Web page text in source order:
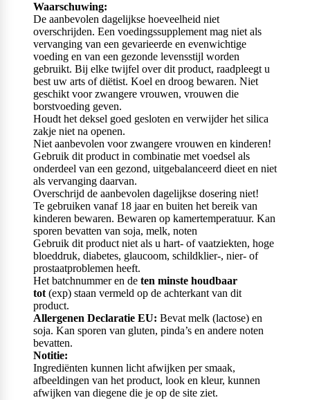
Waarschuwing:
De aanbevolen dagelijkse hoeveelheid niet
overschrijden. Een voedingssupplement mag niet als
vervanging van een gevarieerde en evenwichtige
voeding en van een gezonde levensstijl worden
gebruikt. Bij elke twijfel over dit product, raadpleegt u
best uw arts of diëtist. Koel en droog bewaren. Niet
geschikt voor zwangere vrouwen, vrouwen die
borstvoeding geven.
Houdt het deksel goed gesloten en verwijder het silica
zakje niet na openen.
Niet aanbevolen voor zwangere vrouwen en kinderen!
Gebruik dit product in combinatie met voedsel als
onderdeel van een gezond, uitgebalanceerd dieet en niet
als vervanging daarvan.
Overschrijd de aanbevolen dagelijkse dosering niet!
Te gebruiken vanaf 18 jaar en buiten het bereik van
kinderen bewaren. Bewaren op kamertemperatuur. Kan
sporen bevatten van soja, melk, noten
Gebruik dit product niet als u hart- of vaatziekten, hoge
bloeddruk, diabetes, glaucoom, schildklier-, nier- of
prostaatproblemen heeft.
Het batchnummer en de ten minste houdbaar
tot (exp) staan vermeld op de achterkant van dit
product.
Allergenen Declaratie EU: Bevat melk (lactose) en
soja. Kan sporen van gluten, pinda’s en andere noten
bevatten.
Notitie:
Ingrediënten kunnen licht afwijken per smaak,
afbeeldingen van het product, look en kleur, kunnen
afwijken van diegene die je op de site ziet.